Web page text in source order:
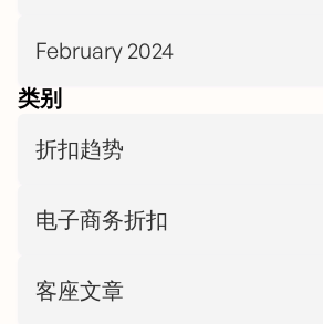
February 2024
类别
折扣趋势
电子商务折扣
客座文章